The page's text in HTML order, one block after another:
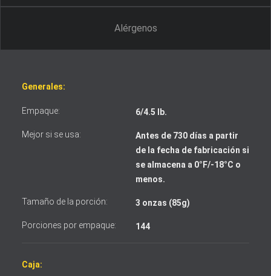
Alérgenos
Generales:
Empaque: 6/4.5 lb.
Mejor si se usa:
Antes de 730 días a partir
de la fecha de fabricación si
se almacena a 0°F/-18°C o
menos.
Tamaño de la porción: 3 onzas (85g)
Porciones por empaque: 144
Caja:
Acepto los términos y condiciones